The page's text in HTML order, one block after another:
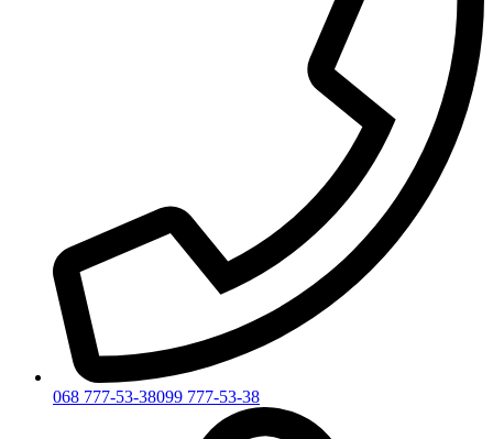
068 777-53-38099 777-53-38